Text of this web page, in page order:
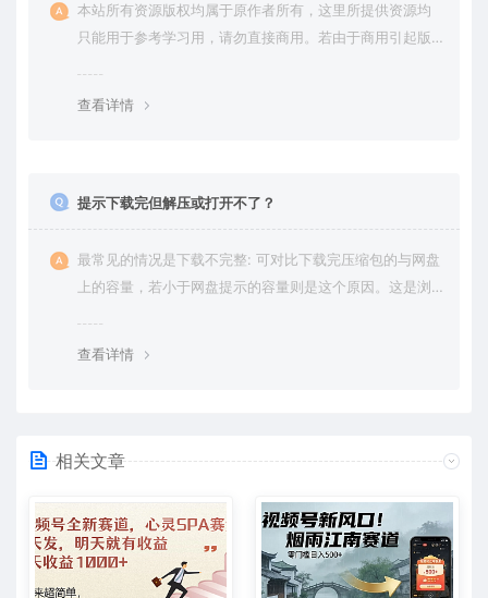
本站所有资源版权均属于原作者所有，这里所提供资源均
只能用于参考学习用，请勿直接商用。若由于商用引起版
查看详情
提示下载完但解压或打开不了？
最常见的情况是下载不完整: 可对比下载完压缩包的与网盘
上的容量，若小于网盘提示的容量则是这个原因。这是浏
查看详情
相关文章